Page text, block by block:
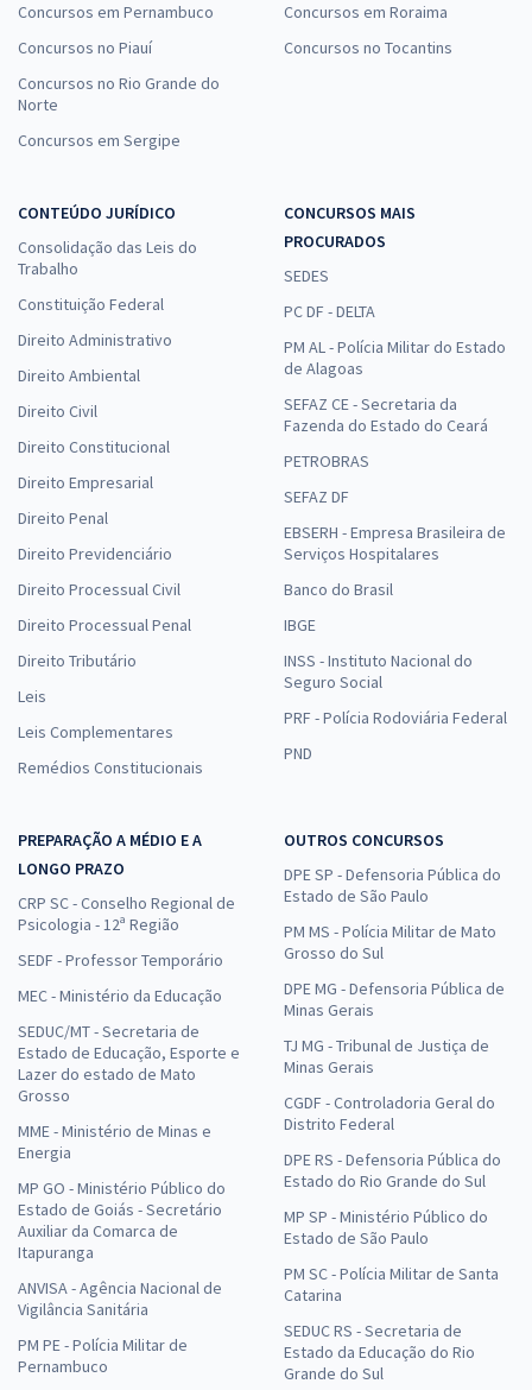
Concursos em Pernambuco
Concursos no Piauí
Concursos no Rio Grande do
Norte
Concursos em Sergipe
Concursos em Roraima
Concursos no Tocantins
CONTEÚDO JURÍDICO
Consolidação das Leis do
Trabalho
Constituição Federal
Direito Administrativo
Direito Ambiental
Direito Civil
Direito Constitucional
Direito Empresarial
Direito Penal
Direito Previdenciário
Direito Processual Civil
Direito Processual Penal
Direito Tributário
Leis
Leis Complementares
Remédios Constitucionais
CONCURSOS MAIS
PROCURADOS
SEDES
PC DF - DELTA
PM AL - Polícia Militar do Estado
de Alagoas
SEFAZ CE - Secretaria da
Fazenda do Estado do Ceará
PETROBRAS
SEFAZ DF
EBSERH - Empresa Brasileira de
Serviços Hospitalares
Banco do Brasil
IBGE
INSS - Instituto Nacional do
Seguro Social
PRF - Polícia Rodoviária Federal
PND
PREPARAÇÃO A MÉDIO E A
LONGO PRAZO
CRP SC - Conselho Regional de
Psicologia - 12ª Região
SEDF - Professor Temporário
MEC - Ministério da Educação
SEDUC/MT - Secretaria de
Estado de Educação, Esporte e
Lazer do estado de Mato
Grosso
MME - Ministério de Minas e
Energia
MP GO - Ministério Público do
Estado de Goiás - Secretário
Auxiliar da Comarca de
Itapuranga
ANVISA - Agência Nacional de
Vigilância Sanitária
PM PE - Polícia Militar de
Pernambuco
OUTROS CONCURSOS
DPE SP - Defensoria Pública do
Estado de São Paulo
PM MS - Polícia Militar de Mato
Grosso do Sul
DPE MG - Defensoria Pública de
Minas Gerais
TJ MG - Tribunal de Justiça de
Minas Gerais
CGDF - Controladoria Geral do
Distrito Federal
DPE RS - Defensoria Pública do
Estado do Rio Grande do Sul
MP SP - Ministério Público do
Estado de São Paulo
PM SC - Polícia Militar de Santa
Catarina
SEDUC RS - Secretaria de
Estado da Educação do Rio
Grande do Sul